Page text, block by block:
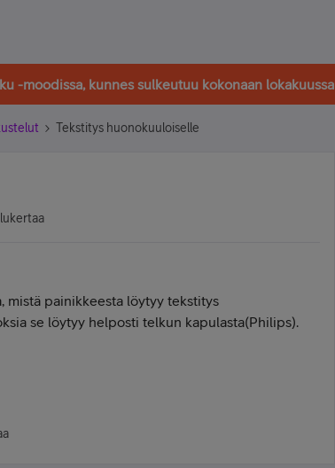
-moodissa, kunnes sulkeutuu kokonaan lokakuussa
Tekstitys huonokuuloiselle
mistä painikkeesta löytyy tekstitys
se löytyy helposti telkun kapulasta(Philips).